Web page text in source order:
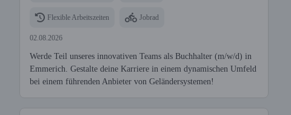
Flexible Arbeitszeiten Jobrad
02.08.2026
Werde Teil unseres innovativen Teams als Buchhalter (m/w/d) in
Emmerich. Gestalte deine Karriere in einem dynamischen Umfeld
bei einem führenden Anbieter von Geländersystemen!